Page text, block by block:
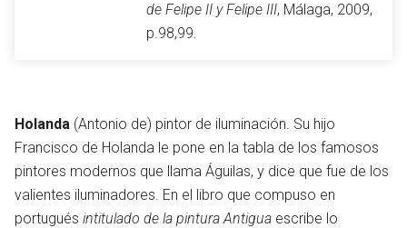
de Felipe II y Felipe III, Málaga, 2009,
p.98,99.
Holanda (Antonio de) pintor de iluminación. Su hijo
Francisco de Holanda le pone en la tabla de los famosos
pintores modernos que llama Águilas, y dice que fue de los
valientes iluminadores. En el libro que compuso en
portugués intitulado de la pintura Antigua escribe lo